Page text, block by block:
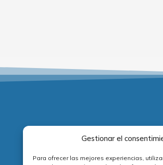
Gestionar el
Para ofrecer las mejores experiencias,
Adecuación
Aviso legal